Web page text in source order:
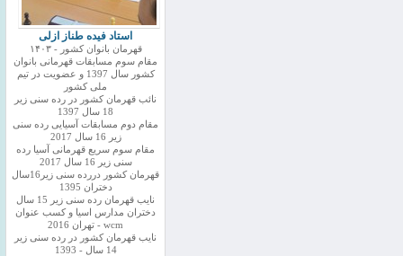
استاد فیده طناز ازلی
قهرمان بانوان کشور - ۱۴۰۳
مقام سوم مسابقات قهرمانی بانوان
کشور سال 1397 و عضویت در تیم
ملی کشور
نائب قهرمان کشور در رده سنی زیر
18 سال 1397
مقام دوم مسابقات آسیایی رده سنی
زیر 16 سال 2017
مقام سوم سریع قهرمانی آسیا رده
سنی زیر 16 سال 2017
قهرمان کشور دررده سنی زیر16سال
دختران 1395
نایب قهرمان رده سنی زیر 15 سال
دختران مدارس اسیا و کسب عنوان
wcm - تهران 2016
نایب قهرمان کشور در رده سنی زیر
14 سال - 1393